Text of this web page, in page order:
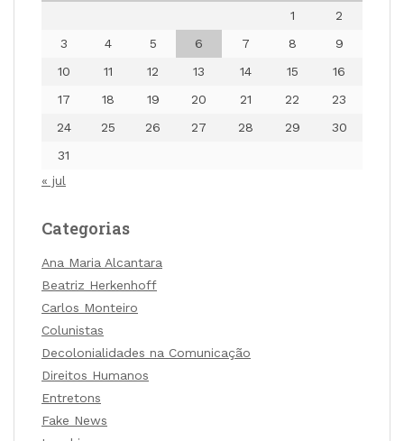
1
2
3
4 5 6 7 8
9
10
11 12 13 14 15
16
17
18 19 20 21 22
23
24
25 26 27 28 29
30
31
« jul
Categorias
Ana Maria Alcantara
Beatriz Herkenhoff
Carlos Monteiro
Colunistas
Decolonialidades na Comunicação
Direitos Humanos
Entretons
Fake News